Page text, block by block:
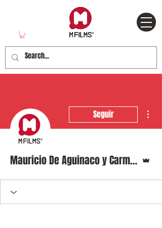
Seguir
Mauricio De Aguinaco y Carmen Mate.